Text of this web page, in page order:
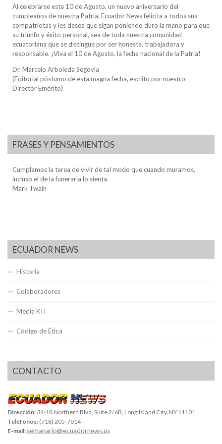
Al celebrarse este 10 de Agosto, un nuevo aniversario del
cumpleaños de nuestra Patria, Ecuador News felicita a todos sus
compatriotas y les desea que sigan poniendo duro la mano para que
su triunfo y éxito personal, sea de toda nuestra comunidad
ecuatoriana que se distingue por ser honesta, trabajadora y
responsable. ¡Viva el 10 de Agosto, la fecha nacional de la Patria!
Dr. Marcelo Arboleda Segovia
(Editorial póstumo de esta magna fecha, escrito por nuestro
Director Emérito)
FRASES Y PENSAMIENTOS
Cumplamos la tarea de vivir de tal modo que cuando muramos,
incluso el de la funeraria lo sienta.
Mark Twain
ECUADOR NEWS
Historia
Colaboradores
Media KIT
Código de Ética
CONTACTO
Dirección: 34-18 Northern Blvd, Suite 2/6B, Long Island City, NY 11101
Teléfonos: (718) 205-7014
E-mail: semanario@ecuadornews.us